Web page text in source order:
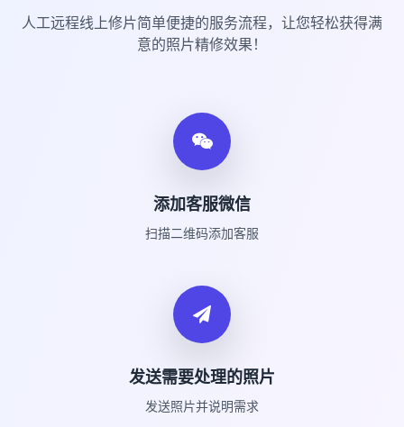
人工远程线上修片简单便捷的服务流程，让您轻松获得满
意的照片精修效果！
添加客服微信
扫描二维码添加客服
发送需要处理的照片
发送照片并说明需求